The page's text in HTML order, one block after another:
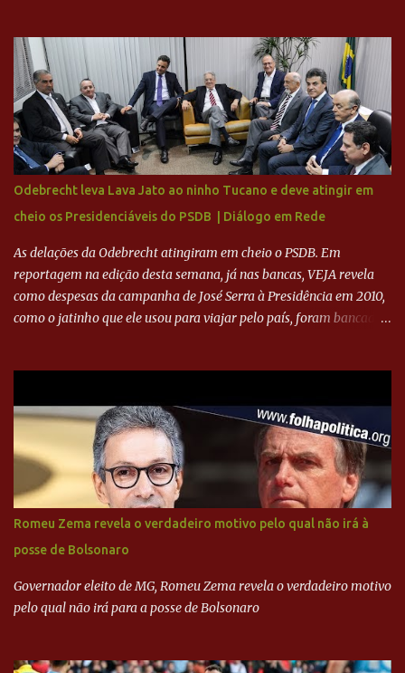
feito imediatamente para pagamento de dívidas emergenciais e
investimentos no departamento de futebol. O projeto apresentado
para a recuperação do Cruzeiro, o aporte financeiro inicial, com
Ronaldo sendo solidário à dívida de R$ 1 bilhão a partir de agora,
mais o peso que o ex-atacante tem no mundo do futebol, além de
sua história na Raposa, pesaram para que um dos mais icônicos
camisas 9 acertasse a compra do clube. Fonte: Itatiaia Fonte:
ADVOGADO DO CRUZEIRO NA SAF EXPLICA SITUAÇÃO DO
CRUZEIRO - RONALDO COMPROU 90% DAS AÇÕES DO CLUBE
Odebrecht leva Lava Jato ao ninho Tucano e deve atingir em
cheio os Presidenciáveis do PSDB | Diálogo em Rede
As delações da Odebrecht atingiram em cheio o PSDB. Em
reportagem na edição desta semana, já nas bancas, VEJA revela
como despesas da campanha de José Serra à Presidência em 2010,
como o jatinho que ele usou para viajar pelo país, foram bancadas
Executiva Nacional do PSDB (Valter Campanato/Agência Brasil) O
texto também põe fim a um mistério: três fontes confirmaram à
revista que o codinome “santo” que aparece em planilhas da
empreiteira refere-se ao governador de São Paulo, Geraldo
Alckmin (PSDB) — nenhum deles, no entanto, disse ter negociado
diretamente com o paulista. Depoimentos mostram como o
dinheiro da Odebrecht bancou a campanha de Serra em 2010 Leia
mais... A Lava Jato chega ao PSDB | VEJA.com
Romeu Zema revela o verdadeiro motivo pelo qual não irá à
posse de Bolsonaro
Governador eleito de MG, Romeu Zema revela o verdadeiro motivo
pelo qual não irá para a posse de Bolsonaro